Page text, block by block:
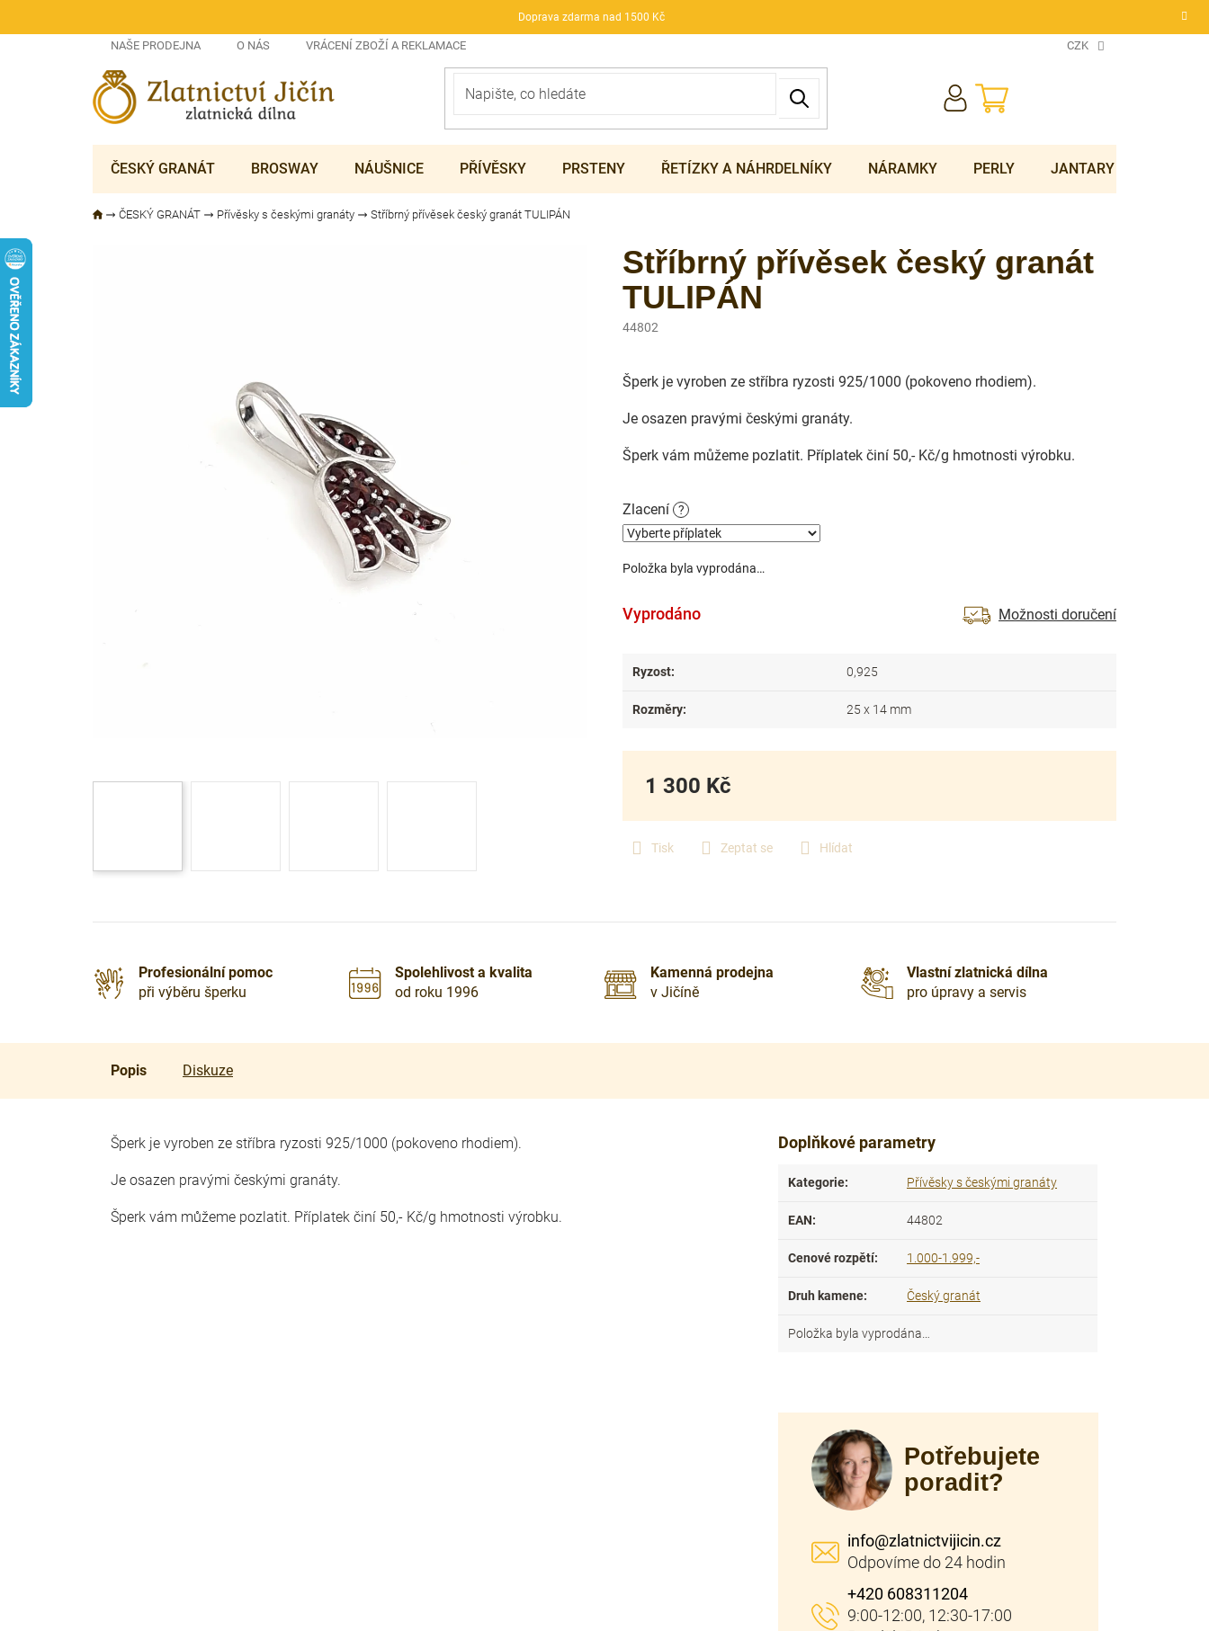
Doprava zdarma nad 1500 Kč
NAŠE PRODEJNA O NÁS VRÁCENÍ ZBOŽÍ A REKLAMACE CZK
NÁKUPNÍ
KOŠÍK
ČESKÝ GRANÁT BROSWAY NÁUŠNICE PŘÍVĚSKY PRSTENY ŘETÍZKY A NÁHRDELNÍKY NÁRAMKY PERLY JANTARY
ČESKÝ GRANÁT Přívěsky s českými granáty Stříbrný přívěsek český granát TULIPÁN
Zlacení ?
Položka byla vyprodána…
Šperk je vyroben ze stříbra ryzosti 925/1000 (pokoveno rhodiem).
Je osazen pravými českými granáty.
Šperk vám můžeme pozlatit. Příplatek činí 50,- Kč/g hmotnosti výrobku.
Tisk Zeptat se Hlídat
Stříbrný přívěsek český granát
TULIPÁN
44802
Vyprodáno Možnosti doručení
1 300 Kč
cena:
Ryzost: 0,925
Rozměry: 25 x 14 mm
Profesionální pomoc
při výběru šperku
Spolehlivost a kvalita
od roku 1996
Kamenná prodejna
v Jičíně
Vlastní zlatnická dílna
pro úpravy a servis
Popis Diskuze
Šperk je vyroben ze stříbra ryzosti 925/1000 (pokoveno rhodiem).
Je osazen pravými českými granáty.
Šperk vám můžeme pozlatit. Příplatek činí 50,- Kč/g hmotnosti výrobku.
Doplňkové parametry
Kategorie: Přívěsky s českými granáty
EAN: 44802
Cenové rozpětí: 1.000-1.999,-
Druh kamene: Český granát
Položka byla vyprodána…
Potřebujete
poradit?
info@zlatnictvijicin.cz
+420 608311204